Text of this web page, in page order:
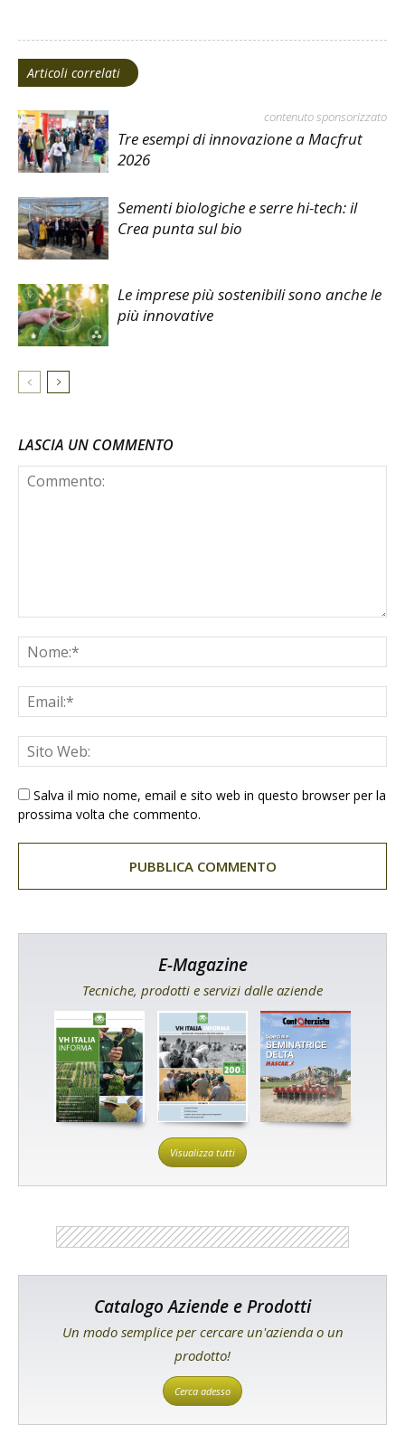
Articoli correlati
contenuto sponsorizzato
Tre esempi di innovazione a Macfrut
2026
Sementi biologiche e serre hi-tech: il
Crea punta sul bio
Le imprese più sostenibili sono anche le
più innovative
LASCIA UN COMMENTO
Salva il mio nome, email e sito web in questo browser per la
prossima volta che commento.
E-Magazine
Tecniche, prodotti e servizi dalle aziende
Visualizza tutti
Catalogo Aziende e Prodotti
Un modo semplice per cercare un'azienda o un
prodotto!
Cerca adesso